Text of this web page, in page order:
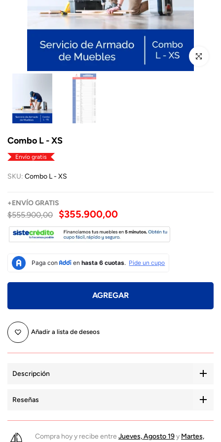
Click para
Combo L - XS
Envío gratis
SKU: Combo L - XS
+ENVÍOGRATIS
$555.900,00 $355.900,00
AGREGAR
Añadir a lista de deseos
Descripción
Reseñas
Compra hoy y recibe entre Jueves, Agosto 19y Martes,